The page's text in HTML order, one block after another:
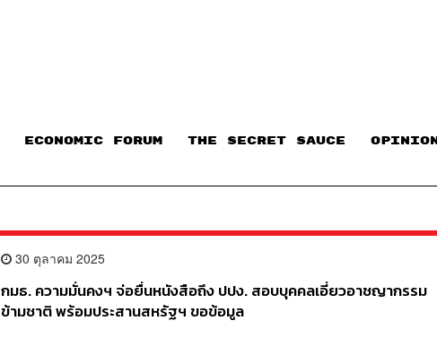
ECONOMIC FORUM THE SECRET SAUCE​ OPINION
30 ตุลาคม 2025
กมธ. ความมั่นคงฯ จ่อยื่นหนังสือถึง ปปง. สอบบุคคลเอี่ยวอาชญากรรม
ข้ามชาติ พร้อมประสานสหรัฐฯ ขอข้อมูล